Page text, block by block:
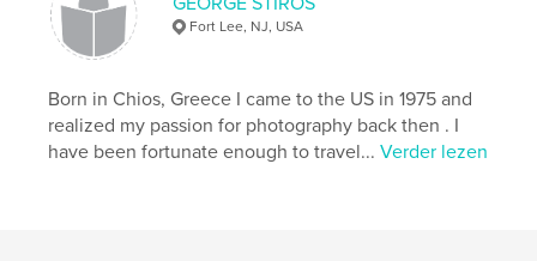
Fort Lee, NJ, USA
Born in Chios, Greece I came to the US in 1975 and
realized my passion for photography back then . I
have been fortunate enough to travel...Verder lezen